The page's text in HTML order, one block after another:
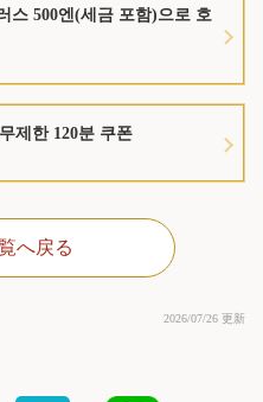
스 500엔(세금 포함)으로 호
제한 120분 쿠폰
へ戻る
2026/07/26 更新